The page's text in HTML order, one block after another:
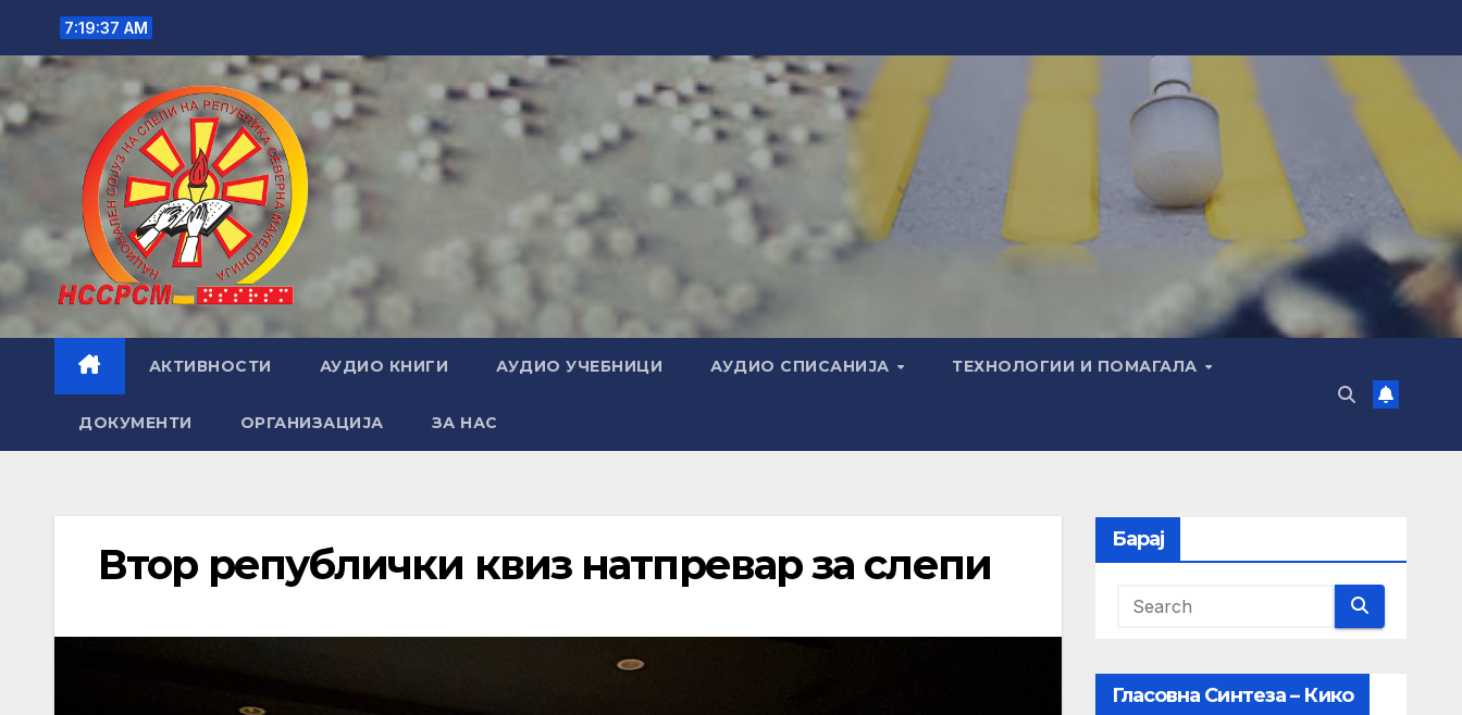
content
7:19:39 AM
АКТИВНОСТИ АУДИО КНИГИ АУДИО УЧЕБНИЦИ АУДИО СПИСАНИЈА ТЕХНОЛОГИИ И ПОМАГАЛА
ДОКУМЕНТИ ОРГАНИЗАЦИЈА ЗА НАС
Втор републички квиз натпревар за слепи Барај
Гласовна Синтеза – Кико